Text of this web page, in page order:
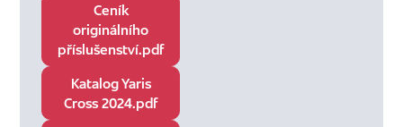
Ceník
originálního
příslušenství.pdf
Katalog Yaris
Cross 2024.pdf